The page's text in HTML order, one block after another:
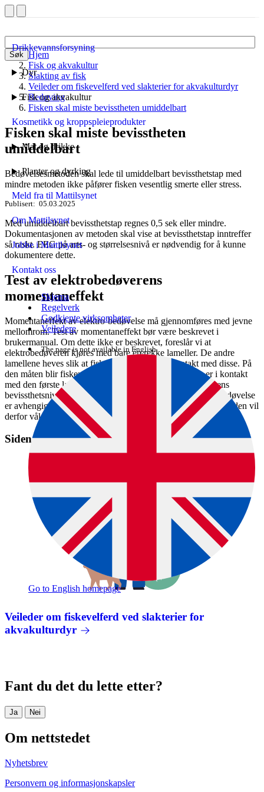
Søk
Drikkevannsforsyning
Dyr
Fisk og akvakultur
Kosmetikk og kroppspleieprodukter
Mat og drikke
Planter og dyrking
Meld fra til Mattilsynet
Om Mattilsynet
Jobbe i Mattilsynet
Kontakt oss
Skjema
Regelverk
Godkjente virksomheter
Veiledere
The page is not available in English.
Go to English homepage
Hjem
Fisk og akvakultur
Slakting av fisk
Veileder om fiskevelferd ved slakterier for akvakulturdyr
Bedøving
Fisken skal miste bevisstheten umiddelbart
Fisken skal miste bevisstheten
umiddelbart
Bedøvelsesmetoden skal lede til umiddelbart bevissthetstap med
mindre metoden ikke påfører fisken vesentlig smerte eller stress.
Publisert 05.03.2025
Med umiddelbart bevissthetstap regnes 0,5 sek eller mindre.
Dokumentasjonen av metoden skal vise at bevissthetstap inntreffer
så raskt. EEG på arts- og størrelsesnivå er nødvendig for å kunne
dokumentere dette.
Test av elektrobedøverens
momentaneffekt
Momentaneffekt av elektro-bedøvelse må gjennomføres med jevne
mellomrom. Test av momentaneffekt bør være beskrevet i
brukermanual. Om dette ikke er beskrevet, foreslår vi at
elektrobedøveren kjøres med bare én rekke lameller. De andre
lamellene heves slik at fisken ikke kommer i kontakt med disse. På
den måten blir fisken kun eksponert for strøm når den er i kontakt
med den første lamellen på det strømførende båndet. Fiskens
bevissthetsnivå vurderes umiddelbart etterpå. Varighet av bedøvelse
er avhengig av hvor lenge fisken har vært utsatt for strøm, og den vil
derfor våkne opp raskt etter momentantesten.
Siden er en del av denne veiledningen:
Veileder om fiskevelferd ved slakterier for
akvakulturdyr
Fant du det du lette etter?
Ja Nei
Om nettstedet
Nyhetsbrev
Personvern og informasjonskapsler